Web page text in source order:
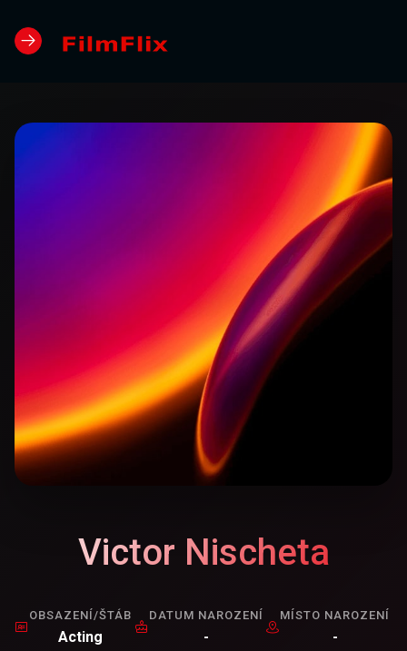
Victor Nischeta
OBSAZENÍ/ŠTÁB
Acting
DATUM NAROZENÍ
-
MÍSTO NAROZENÍ
-